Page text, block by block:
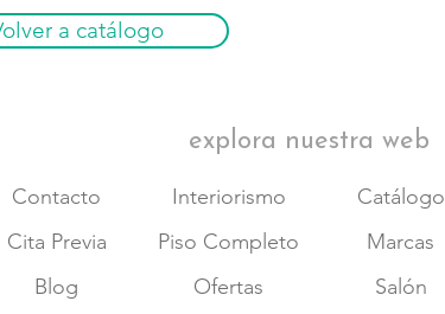
a catálogo
Contacto
Cita Previa
Blog
Interiorismo
Piso Completo
Ofertas
Catálogo
Marcas
Salón
explora nuestra web